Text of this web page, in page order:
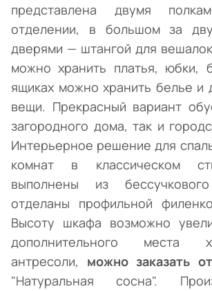
представлена двумя
отделении, в большом за
дверями — штангой для
можно хранить платья, юбки,
ящиках можно хранить белье и
вещи. Прекрасный вариант
загородного дома, так и
Интерьерное решение для
комнат в классическом
выполнены из
отделаны профильной
Высоту шкафа возможно
дополнительного места
антресоли, можно заказать
"Натуральная сосна".